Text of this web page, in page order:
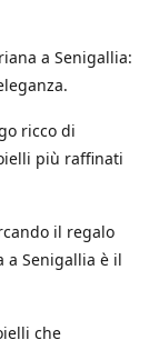
a Senigallia:
ricco di
più raffinati
il regalo
a Senigallia è il
che